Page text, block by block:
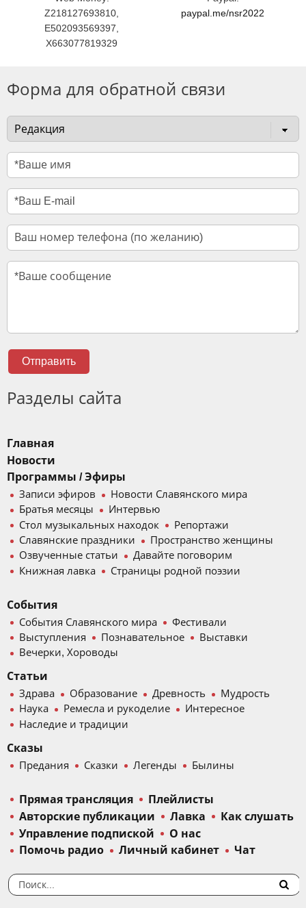
Z218127693810,
E502093569397,
X663077819329
paypal.me/nsr2022
Форма для обратной связи
Отправить
Разделы сайта
Главная
Новости
Программы / Эфиры
Записи эфиров
Новости Славянского мира
Братья месяцы
Интервью
Стол музыкальных находок
Репортажи
Славянские праздники
Пространство женщины
Озвученные статьи
Давайте поговорим
Книжная лавка
Страницы родной поэзии
События
События Славянского мира
Фестивали
Выступления
Познавательное
Выставки
Вечерки, Хороводы
Статьи
Здрава Образование Древность
Мудрость
Наука
Ремесла и рукоделие
Интересное
Наследие и традиции
Сказы
Предания Сказки Легенды Былины
Прямая трансляция
Плейлисты
Авторские публикации
Лавка
Как слушать
Управление подпиской
О нас
Помочь радио
Личный кабинет Чат